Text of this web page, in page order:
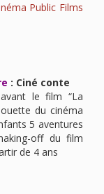
Public Films
: Ciné conte
avant le film “La
du cinéma
5 aventures
off du film
de 4 ans